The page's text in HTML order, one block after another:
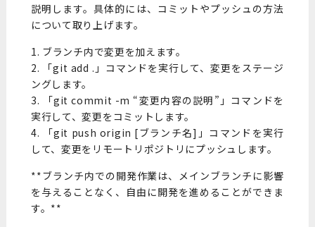
説明します。具体的には、コミットやプッシュの方法
について取り上げます。
1. ブランチ内で変更を加えます。
2. 「git add .」コマンドを実行して、変更をステージ
ングします。
3. 「git commit -m “変更内容の説明”」コマンドを
実行して、変更をコミットします。
4. 「git push origin [ブランチ名]」コマンドを実行
して、変更をリモートリポジトリにプッシュします。
**ブランチ内での開発作業は、メインブランチに影響
を与えることなく、自由に開発を進めることができま
す。**